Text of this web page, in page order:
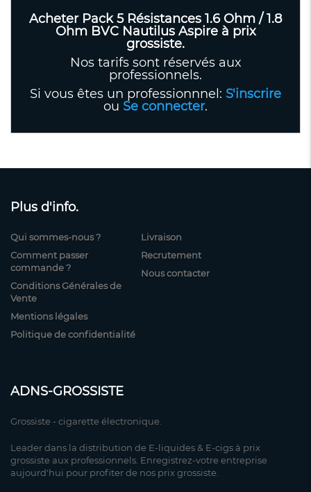
Acheter Pack 5 Résistances 1.6 Ohm / 1.8
Ohm BVC Nautilus Aspire à prix
grossiste.
Nos tarifs sont réservés aux
professionnels.
Si vous êtes un professionnnel: S'inscrire
ou Se connecter.
Plus d'info.
Qui sommes-nous ?
Comment passer
commande ?
Conditions Générales de
Vente
Mentions légales
Politique de confidentialité
Livraison
Recrutement
Nous contacter
ADNS-GROSSISTE
Grossiste - cigarette électronique.
Leader dans la distribution de E-liquides & E-cigs à prix
grossiste aux professionnels. Enregistrez-votre entreprise
aujourd'hui pour profiter de nos prix grossiste.